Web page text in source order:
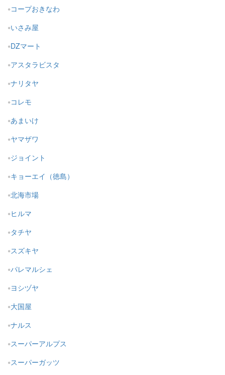
コープおきなわ
いさみ屋
DZマート
アスタラビスタ
ナリタヤ
コレモ
あまいけ
ヤマザワ
ジョイント
キョーエイ（徳島）
北海市場
ヒルマ
タチヤ
スズキヤ
パレマルシェ
ヨシヅヤ
大国屋
ナルス
スーパーアルプス
スーパーガッツ